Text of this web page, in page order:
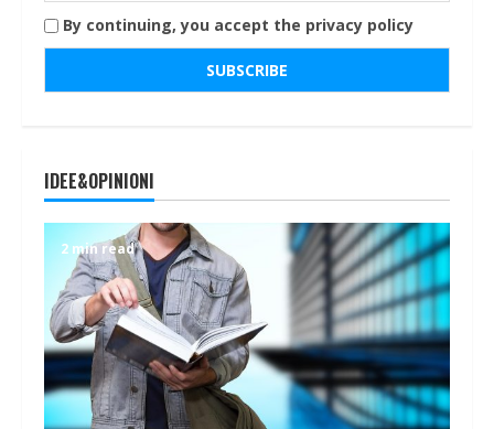
By continuing, you accept the privacy policy
IDEE&OPINIONI
2 min read